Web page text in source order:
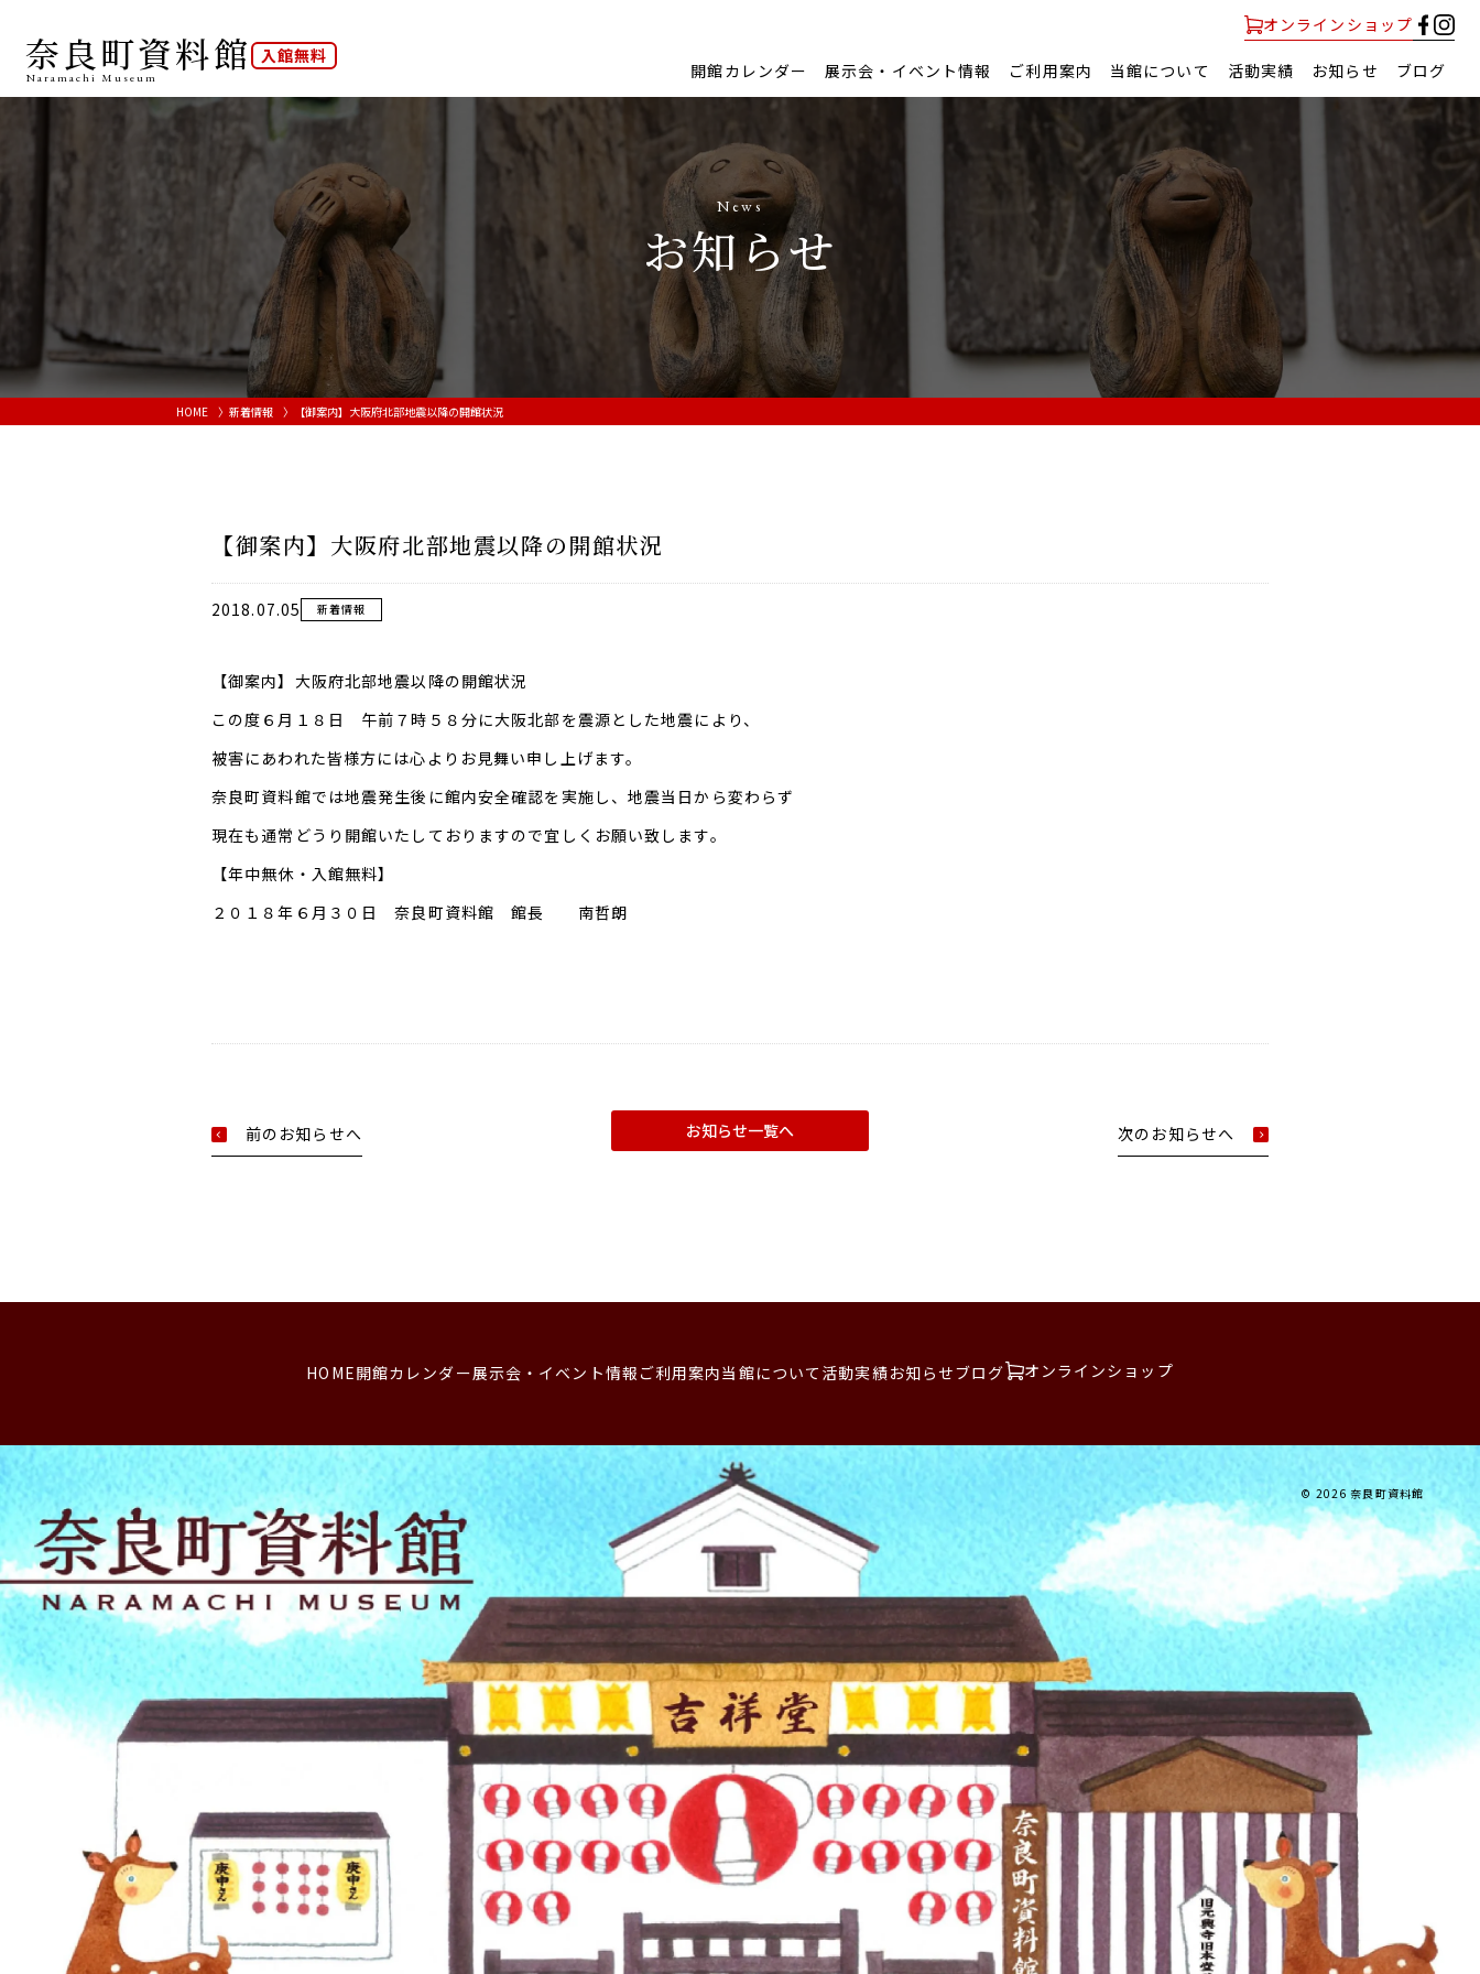
オンラインショップ
奈良町資料館
Naramachi Museum
入館無料
開館カレンダー 展示会・イベント情報 ご利用案内 当館について 活動実績 お知らせ ブログ
News
お知らせ
HOME 新着情報 【御案内】大阪府北部地震以降の開館状況
【御案内】大阪府北部地震以降の開館状況
2018.07.05 新着情報
【御案内】大阪府北部地震以降の開館状況
この度６月１８日 午前７時５８分に大阪北部を震源とした地震により、
被害にあわれた皆様方には心よりお見舞い申し上げます。
奈良町資料館では地震発生後に館内安全確認を実施し、地震当日から変わらず
現在も通常どうり開館いたしておりますので宜しくお願い致します。
【年中無休・入館無料】
２０１８年６月３０日 奈良町資料館 館長 南哲朗
前のお知らせへ お知らせ一覧へ 次のお知らせへ
HOME開館カレンダー展示会・イベント情報 ご利用案内当館について 活動実績お知らせブログ オンラインショップ
© 2026 奈良町資料館